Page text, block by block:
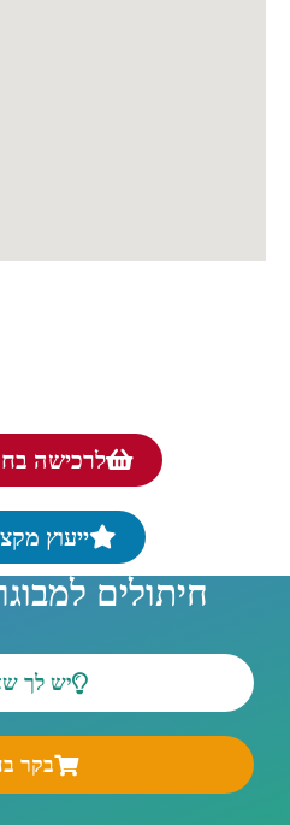
לרכישה
ייעוץ
חיתולים
יש לך
בקר